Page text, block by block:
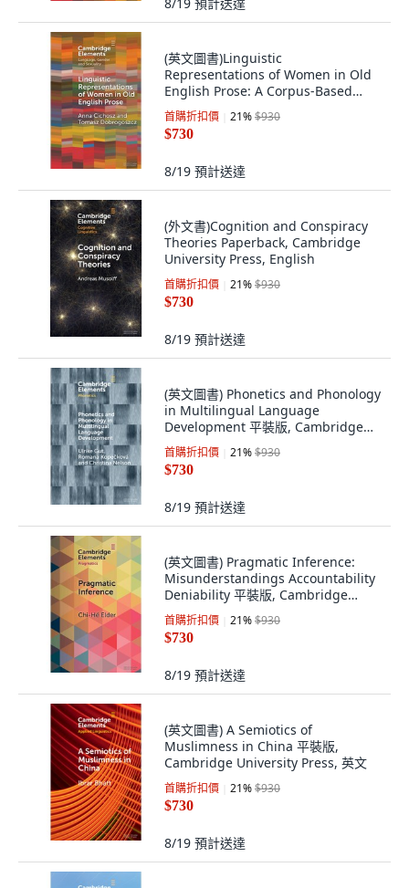
(英文圖書)Linguistic
Representations of Women in Old
English Prose: A Corpus-Based
Phraseo... 平裝版, Cambridge
University Press, 英文
首購折扣價 21%$930
$730
8/19 預計送達
(外文書)Cognition and Conspiracy
Theories Paperback, Cambridge
University Press, English
首購折扣價 21%$930
$730
8/19 預計送達
(英文圖書) Phonetics and Phonology
in Multilingual Language
Development 平裝版, Cambridge
University Press, 英文
首購折扣價 21%$930
$730
8/19 預計送達
(英文圖書) Pragmatic Inference:
Misunderstandings Accountability
Deniability 平裝版, Cambridge
University Press, 英文
首購折扣價 21%$930
$730
8/19 預計送達
(英文圖書) A Semiotics of
Muslimness in China 平裝版,
Cambridge University Press, 英文
首購折扣價 21%$930
$730
8/19 預計送達